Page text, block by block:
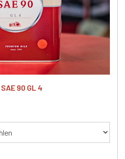
90 GL 4